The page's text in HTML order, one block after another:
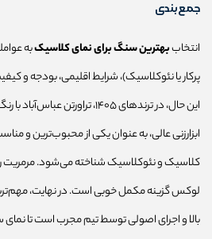
جمع‌بندی
انتخاببهترین سنگ برای نمای کلاسیکبه
پرکار یا نئوکلاسیک)، شرایط اقلیمی، بودجه و
این حال، در ترندهای ۱۴۰۵،
ابزارزنی عالی، به عنوان یکی از محبوب‌ترین و
کلاسیک و نئوکلاسیک شناخته می‌شود. مرمریت
لوکس گزینه مکمل خوبی است. در نهایت،
بالا و اجرای اصولی توسط تیم مجرب است تا